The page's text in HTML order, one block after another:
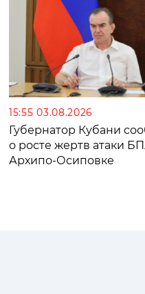
15:55 03.08.2026
Губернатор Кубани
о росте жертв атаки
Архипо-Осиповке